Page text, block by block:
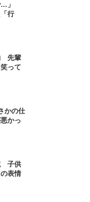
…」
行
先輩
って
かの仕
かっ
子供
表情